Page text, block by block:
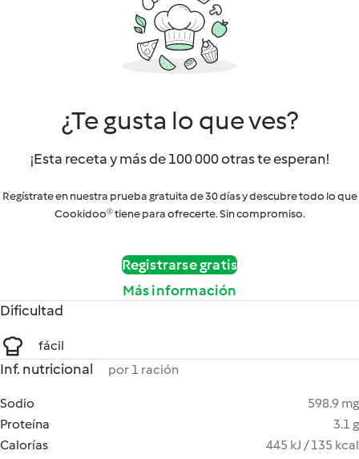
¿Te gusta lo que ves?
¡Esta receta y más de 100 000 otras te esperan!
Regístrate en nuestra prueba gratuita de 30 días y descubre todo lo que
Cookidoo® tiene para ofrecerte. Sin compromiso.
Registrarse gratis
Más información
Dificultad
fácil
Inf. nutricional por 1 ración
Sodio
598.9 mg
Proteína
3.1 g
Calorías
445 kJ / 135 kcal